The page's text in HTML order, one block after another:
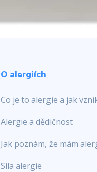
O alergiích
Co je to alergie a jak
Alergie a dědičnost
Jak poznám, že mám
Síla alergie